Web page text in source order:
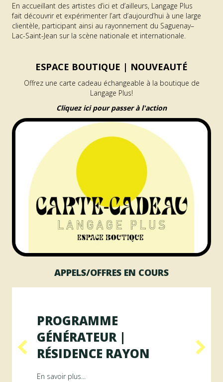
En accueillant des artistes d’ici et d’ailleurs, Langage Plus
fait découvrir et expérimenter l’art d’aujourd’hui à une large
clientèle, participant ainsi au rayonnement du Saguenay–
Lac-Saint-Jean sur la scène nationale et internationale.
ESPACE BOUTIQUE | NOUVEAUTÉ
Offrez une carte cadeau échangeable à la boutique de
Langage Plus!
Cliquez ici pour passer à l'action
APPELS/OFFRES EN COURS
ArAMiS
PROGRAMME
GÉNÉRATEUR |
RÉSIDENCE RAYON
En savoir plus...